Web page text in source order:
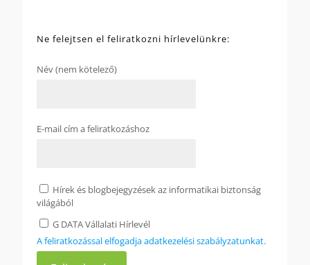
Ne felejtsen el feliratkozni hírlevelünkre:
Név (nem kötelező)
E-mail cím a feliratkozáshoz
Hírek és blogbejegyzések az informatikai biztonság
világából
G DATA Vállalati Hírlevél
A feliratkozással elfogadja adatkezelési szabályzatunkat.